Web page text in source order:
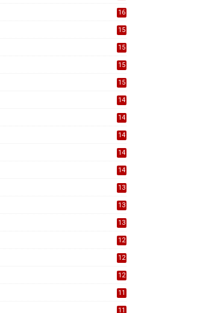
16
15
15
15
15
14
14
14
14
14
13
13
13
12
12
12
11
11